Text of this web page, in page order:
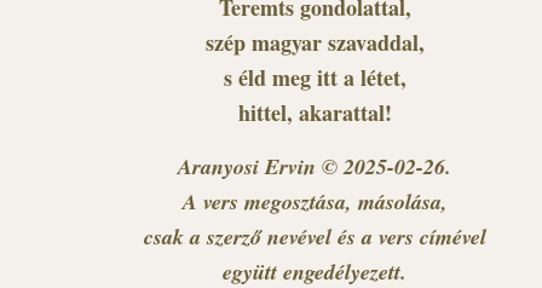
Teremts gondolattal,
szép magyar szavaddal,
s éld meg itt a létet,
hittel, akarattal!
Aranyosi Ervin © 2025-02-26.
A vers megosztása, másolása,
csak a szerző nevével és a vers címével
együtt engedélyezett.